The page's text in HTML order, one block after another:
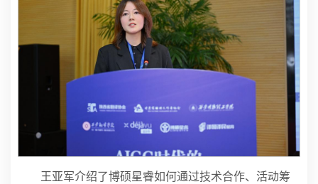
王亚军介绍了博硕星睿如何通过技术合作、活动筹